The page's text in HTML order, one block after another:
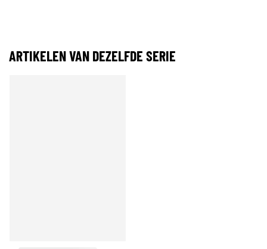
ARTIKELEN VAN DEZELFDE SERIE